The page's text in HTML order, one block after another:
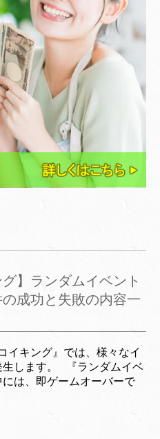
グ】ランダムイベント
成功と失敗の内容一
イキング』では、様々なイ
生します。 『ランダムイベ
には、即ゲームオーバーで